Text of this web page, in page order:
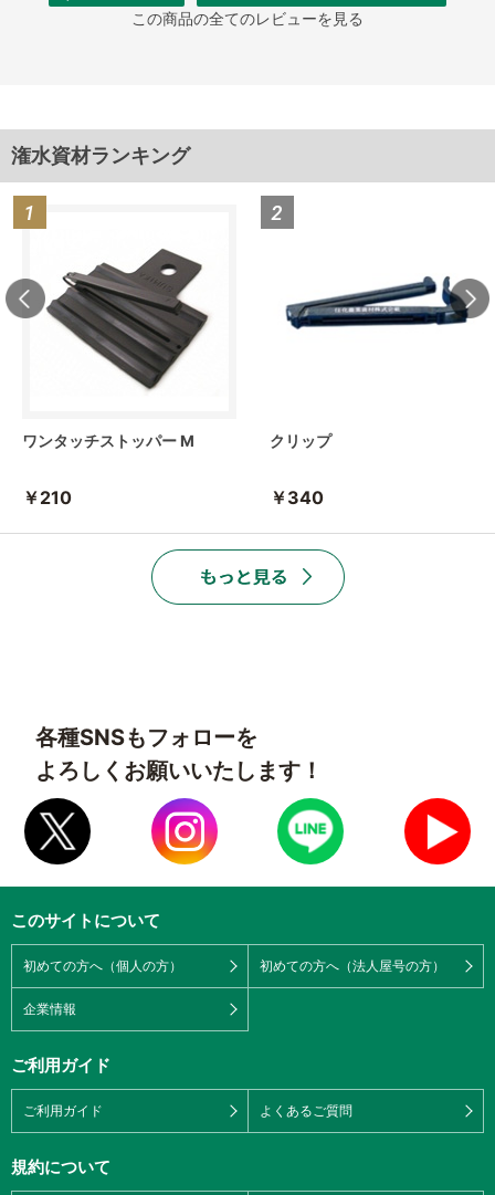
この商品の全てのレビューを見る
潅水資材ランキング
ワンタッチストッパー M
￥210
クリップ
￥340
各種SNSもフォローを
よろしくお願いいたします！
このサイトについて
初めての方へ（個人の方） 初めての方へ（法人屋号の方）
企業情報
ご利用ガイド
ご利用ガイド よくあるご質問
規約について